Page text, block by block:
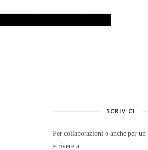
SCRIVICI
Per collaborazioni o anche per un
scrivere a